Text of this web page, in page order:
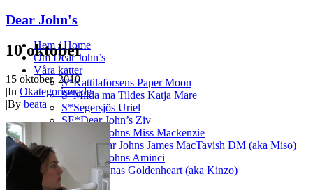
Dear John's
Hem / Home
Om Dear John’s
Våra katter
S*Kattilaforsens Paper Moon
S*Milda ma Tildes Katja Mare
S*Segersjös Uriel
SE*Dear John’s Ziv
SE*Dear Johns Miss Mackenzie
IC SE*Dear Johns James MacTavish DM (aka Miso)
SE*Dear Johns Aminci
DK*Sakeenas Goldenheart (aka Kinzo)
Kattungar
10 oktober
15 oktober, 2010
|In Okategoriserade
|By beata